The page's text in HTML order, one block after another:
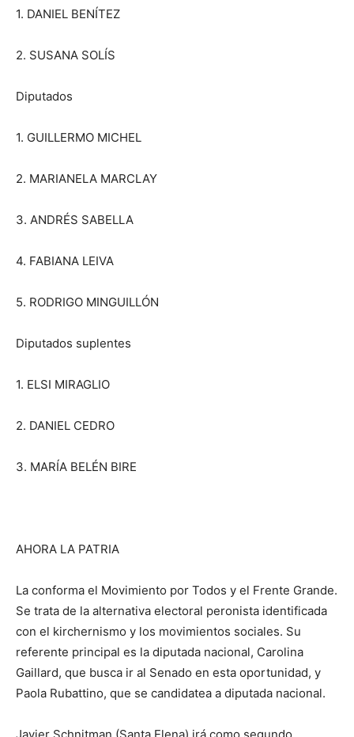
1. DANIEL BENÍTEZ
2. SUSANA SOLÍS
Diputados
1. GUILLERMO MICHEL
2. MARIANELA MARCLAY
3. ANDRÉS SABELLA
4. FABIANA LEIVA
5. RODRIGO MINGUILLÓN
Diputados suplentes
1. ELSI MIRAGLIO
2. DANIEL CEDRO
3. MARÍA BELÉN BIRE
AHORA LA PATRIA
La conforma el Movimiento por Todos y el Frente Grande.
Se trata de la alternativa electoral peronista identificada
con el kirchernismo y los movimientos sociales. Su
referente principal es la diputada nacional, Carolina
Gaillard, que busca ir al Senado en esta oportunidad, y
Paola Rubattino, que se candidatea a diputada nacional.